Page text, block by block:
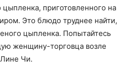
приготовленного на
Это блюдо труднее найти,
цыпленка. Попытайтесь
женщину-торговца возле
Чи.